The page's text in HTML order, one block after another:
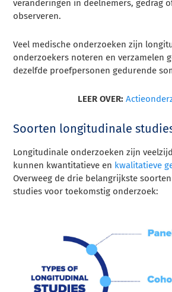
veranderingen in deelnemers, gedrag
observeren.
Veel medische onderzoeken zijn
onderzoekers noteren en verzamelen
dezelfde proefpersonen gedurende
LEER OVER:
Soorten longitudinale
Longitudinale onderzoeken zijn
kunnen kwantitatieve en kwalitatieve
Overweeg de drie belangrijkste
studies voor toekomstig onderzoek: